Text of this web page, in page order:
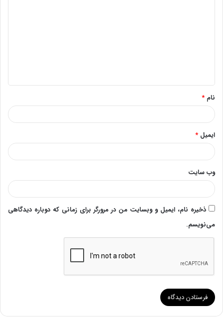
*
نام *
ایمیل *
وب‌ سایت
ذخیره نام، ایمیل و وبسایت من در مرورگر برای زمانی که دوباره دیدگاهی
می‌نویسم.